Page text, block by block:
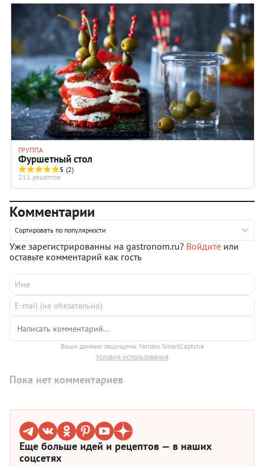
ГРУППА
Фуршетный стол
5 (2)
211 рецептов
Комментарии
Сортировать по популярности
Уже зарегистрированны на gastronom.ru? Войдите или
оставьте комментарий как гость
Ваши данные защищены Yandex SmartCaptcha
Условия использования
Пока нет комментариев
Еще больше идей и рецептов — в наших
соцсетях